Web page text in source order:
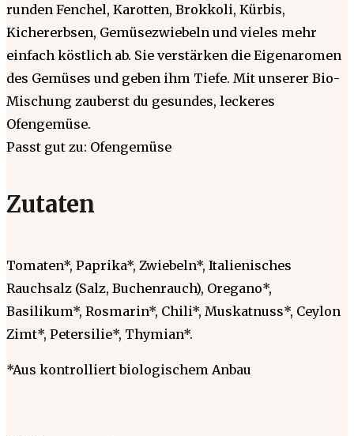
runden Fenchel, Karotten, Brokkoli, Kürbis,
Kichererbsen, Gemüsezwiebeln und vieles mehr
einfach köstlich ab. Sie verstärken die Eigenaromen
des Gemüses und geben ihm Tiefe. Mit unserer Bio-
Mischung zauberst du gesundes, leckeres
Ofengemüse.
Passt gut zu: Ofengemüse
Zutaten
Tomaten*, Paprika*, Zwiebeln*, Italienisches
Rauchsalz (Salz, Buchenrauch), Oregano*,
Basilikum*, Rosmarin*, Chili*, Muskatnuss*, Ceylon
Zimt*, Petersilie*, Thymian*.
*Aus kontrolliert biologischem Anbau